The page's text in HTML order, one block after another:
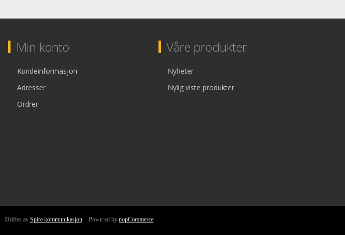
Min konto
Kundeinformasjon
Adresser
Ordrer
Våre produkter
Nyheter
Nylig viste produkter
Driftes av Spire kommunikasjon. Powered by nopCommerce